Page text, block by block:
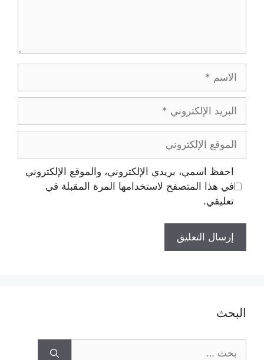
احفظ اسمي، بريدي الإلكتروني، والموقع الإلكتروني
في هذا المتصفح لاستخدامها المرة المقبلة في
تعليقي.
البحث